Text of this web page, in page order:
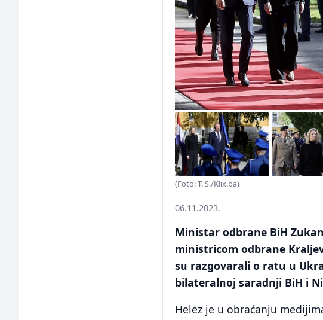
(Foto: T. S./Klix.ba)
06.11.2023.
Ministar odbrane BiH
ministricom odbrane
su razgovarali o ratu u
bilateralnoj saradnji BiH i
Helez je u obraćanju